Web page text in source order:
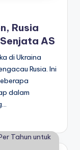
Rusia
AS
di Ukraina
Rusia. Ini
dalam